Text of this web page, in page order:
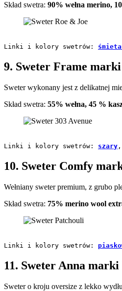
Skład swetra: 90% wełna merino,
Linki i kolory swetrów:
9. Sweter Frame marki
Sweter wykonany jest z delikatnej
Skład swetra: 55% wełna, 45 %
Linki i kolory swetrów: szary ,
10. Sweter Comfy
Wełniany sweter premium, z grubo
Skład swetra: 75% merino wool
Linki i kolory swetrów:
11. Sweter Anna
Sweter o kroju oversize z lekko